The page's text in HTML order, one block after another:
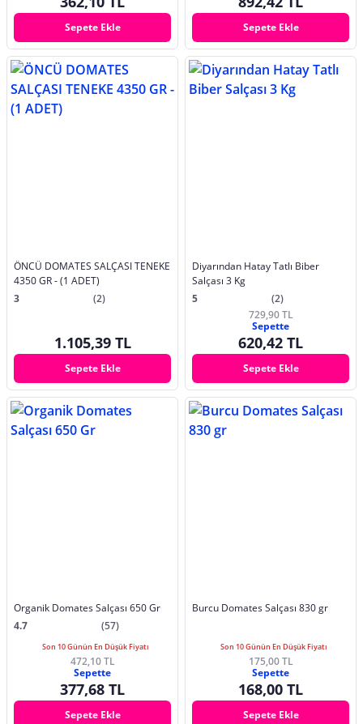
Sepete Ekle Sepete Ekle
ÖNCÜ DOMATES SALÇASI TENEKE
4350 GR - (1 ADET)
3
(2)
1.105,39 TL
Sepete Ekle
Diyarından Hatay Tatlı Biber
Salçası 3 Kg
5
(2)
729,90 TL
Sepette
620,42 TL
Sepete Ekle
Organik Domates Salçası 650 Gr
4.7
(57)
Son 10 Günün En Düşük Fiyatı
472,10 TL
Sepette
377,68 TL
Sepete Ekle
Burcu Domates Salçası 830 gr
Son 10 Günün En Düşük Fiyatı
175,00 TL
Sepette
168,00 TL
Sepete Ekle